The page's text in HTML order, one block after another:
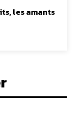
les amants